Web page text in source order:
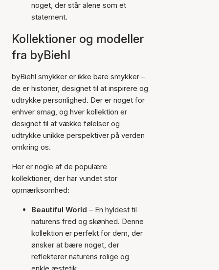
noget, der står alene som et
statement.
Kollektioner og modeller
fra byBiehl
byBiehl smykker er ikke bare smykker –
de er historier, designet til at inspirere og
udtrykke personlighed. Der er noget for
enhver smag, og hver kollektion er
designet til at vække følelser og
udtrykke unikke perspektiver på verden
omkring os.
Her er nogle af de populære
kollektioner, der har vundet stor
opmærksomhed:
Beautiful World – En hyldest til
naturens fred og skønhed. Denne
kollektion er perfekt for dem, der
ønsker at bære noget, der
reflekterer naturens rolige og